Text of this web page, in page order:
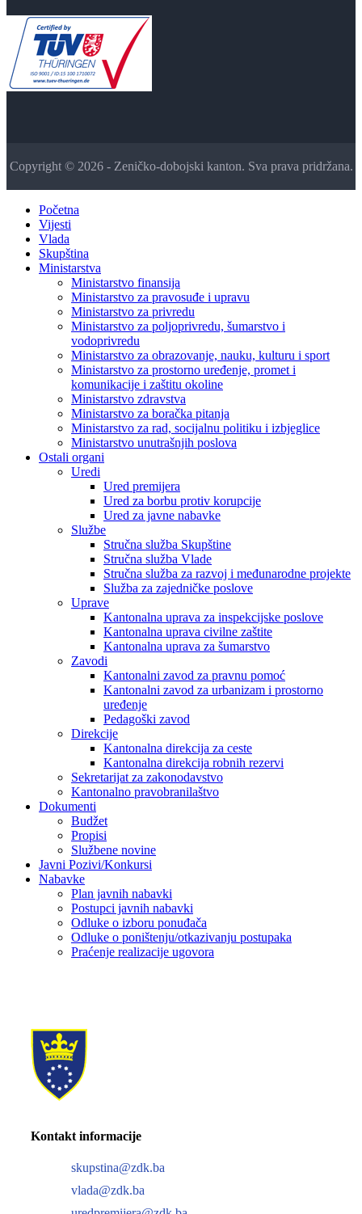
Copyright © 2026 - Zeničko-dobojski kanton. Sva prava pridržana.
Početna
Vijesti
Vlada
Skupština
Ministarstva
Ministarstvo finansija
Ministarstvo za pravosuđe i upravu
Ministarstvo za privredu
Ministarstvo za poljoprivredu, šumarstvo i
vodoprivredu
Ministarstvo za obrazovanje, nauku, kulturu i sport
Ministarstvo za prostorno uređenje, promet i
komunikacije i zaštitu okoline
Ministarstvo zdravstva
Ministarstvo za boračka pitanja
Ministarstvo za rad, socijalnu politiku i izbjeglice
Ministarstvo unutrašnjih poslova
Ostali organi
Uredi
Ured premijera
Ured za borbu protiv korupcije
Ured za javne nabavke
Službe
Stručna služba Skupštine
Stručna služba Vlade
Stručna služba za razvoj i međunarodne projekte
Služba za zajedničke poslove
Uprave
Kantonalna uprava za inspekcijske poslove
Kantonalna uprava civilne zaštite
Kantonalna uprava za šumarstvo
Zavodi
Kantonalni zavod za pravnu pomoć
Kantonalni zavod za urbanizam i prostorno
uređenje
Pedagoški zavod
Direkcije
Kantonalna direkcija za ceste
Kantonalna direkcija robnih rezervi
Sekretarijat za zakonodavstvo
Kantonalno pravobranilaštvo
Dokumenti
Budžet
Propisi
Službene novine
Javni Pozivi/Konkursi
Nabavke
Plan javnih nabavki
Postupci javnih nabavki
Odluke o izboru ponuđača
Odluke o poništenju/otkazivanju postupaka
Praćenje realizacije ugovora
Kontakt informacije
skupstina@zdk.ba
vlada@zdk.ba